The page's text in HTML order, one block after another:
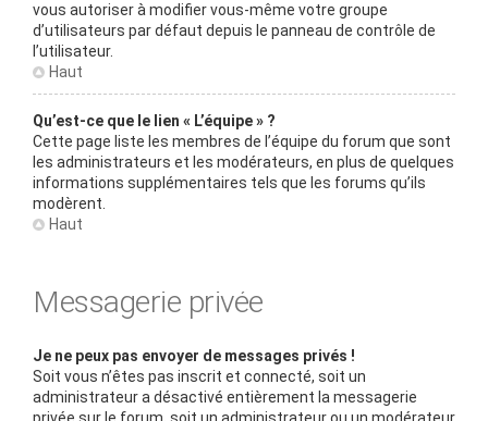
vous autoriser à modifier vous-même votre groupe
d’utilisateurs par défaut depuis le panneau de contrôle de
l’utilisateur.
Haut
Qu’est-ce que le lien « L’équipe » ?
Cette page liste les membres de l’équipe du forum que sont
les administrateurs et les modérateurs, en plus de quelques
informations supplémentaires tels que les forums qu’ils
modèrent.
Haut
Messagerie privée
Je ne peux pas envoyer de messages privés !
Soit vous n’êtes pas inscrit et connecté, soit un
administrateur a désactivé entièrement la messagerie